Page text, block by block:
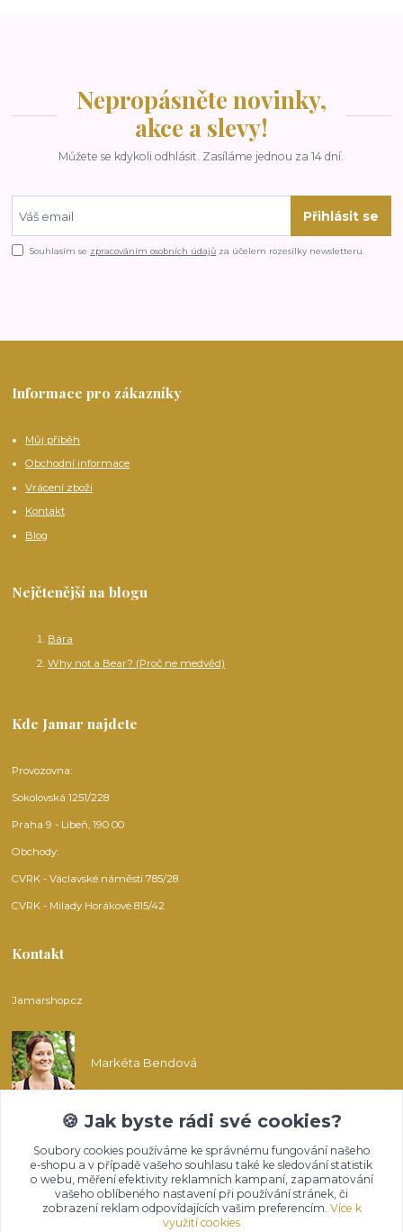
Nepropásněte novinky,
akce a slevy!
Můžete se kdykoli odhlásit. Zasíláme jednou za 14 dní.
Přihlásit se
Souhlasím se zpracováním osobních údajů za účelem rozesílky newsletteru.
Informace pro zákazníky
Můj příběh
Obchodní informace
Vrácení zboží
Kontakt
Blog
Nejčtenější na blogu
Bára
Why not a Bear? (Proč ne medvěd)
Kde Jamar najdete
Provozovna:
Sokolovská 1251/228
Praha 9 - Libeň, 190 00
Obchody:
CVRK - Václavské náměstí 785/28
CVRK - Milady Horákové 815/42
Kontakt
Jamarshop.cz
Markéta Bendová
info@jamarshop.cz
🍪 Jak byste rádi své cookies?
Soubory cookies používáme ke správnému fungování našeho
e-shopu a v případě vašeho souhlasu také ke sledování statistik
o webu, měření efektivity reklamních kampaní, zapamatování
vašeho oblíbeného nastavení při používání stránek, či
zobrazení reklam odpovídajících vašim preferencím. Více k
využití cookies